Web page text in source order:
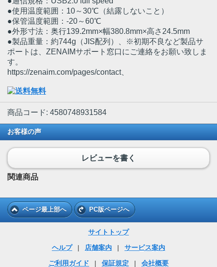
●使用温度範囲：10～30℃（結露しないこと）
●保管温度範囲：-20～60℃
●外形寸法：奥行139.2mm×幅380.8mm×高さ24.5mm
●製品重量：約744g（JIS配列）、※初期不良など製品サ
ポートは、ZENAIMサポート窓口にご連絡をお願い致しま
す。
https://zenaim.com/pages/contact、
商品コード: 4580748931584
お客様の声
レビューを書く
関連商品
ページ最上部へ PC版ページへ
サイトトップ
ヘルプ
| 店舗案内 |
サービス案内
ご利用ガイド
| 保証規定 | 会社概要